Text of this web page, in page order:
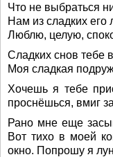
Что не выбраться
Нам из сладких его
Люблю, целую,
Сладких снов тебе
Моя сладкая
Хочешь я тебе
проснёшься, вмиг
Рано мне еще
Вот тихо в моей
окно. Попрошу я